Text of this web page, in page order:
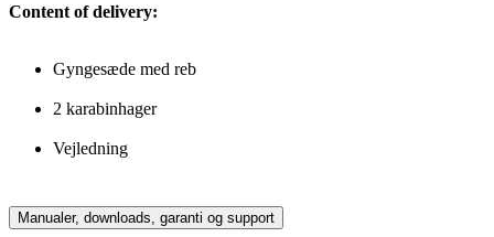
Content of delivery:
Gyngesæde med reb
2 karabinhager
Vejledning
Manualer, downloads, garanti og support